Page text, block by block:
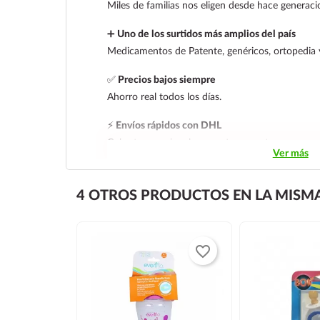
Miles de familias nos eligen desde hace
➕ Uno de los surtidos más amplios del país
Medicamentos de Patente, genéricos, ortopedia
✅ Precios bajos siempre
Ahorro real todos los días.
⚡ Envíos rápidos con DHL
Cobertura nacional con rastreo y entrega segura.
Ver más
4 OTROS PRODUCTOS EN LA
favorite_border